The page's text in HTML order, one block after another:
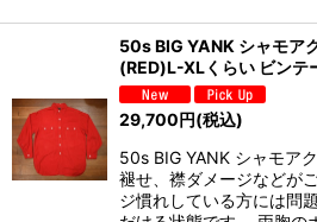
50s BIG YANK シャモア
(RED)L-XLくらい ビンテ
29,700円(税込)
50s BIG YANK シャモア
褪せ、襟ダメージなどが
ジ慣れしている方には問